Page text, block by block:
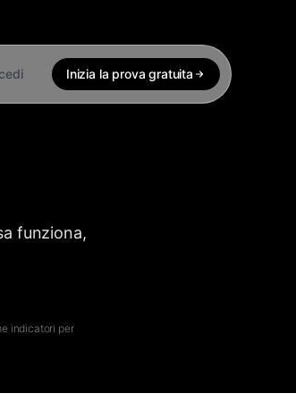
Inizia la prova gratuita
funziona,
indicatori per